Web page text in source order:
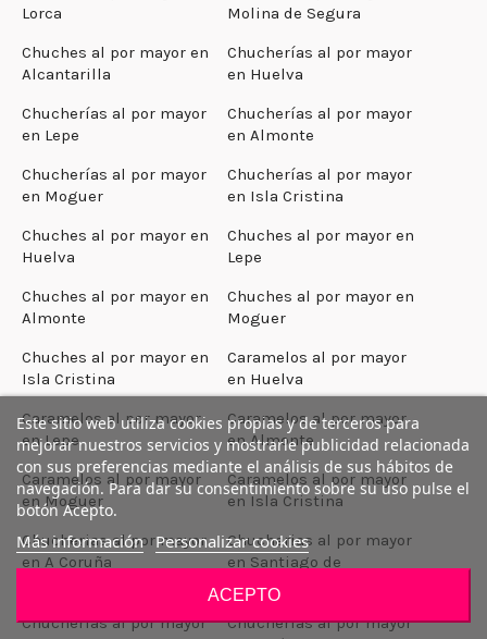
Lorca
Molina de Segura
Chuches al por mayor en
Alcantarilla
Chucherías al por mayor
en Huelva
Chucherías al por mayor
en Lepe
Chucherías al por mayor
en Almonte
Chucherías al por mayor
en Moguer
Chucherías al por mayor
en Isla Cristina
Chuches al por mayor en
Huelva
Chuches al por mayor en
Lepe
Chuches al por mayor en
Almonte
Chuches al por mayor en
Moguer
Chuches al por mayor en
Isla Cristina
Caramelos al por mayor
en Huelva
Caramelos al por mayor
en Lepe
Caramelos al por mayor
en Almonte
Caramelos al por mayor
en Moguer
Caramelos al por mayor
en Isla Cristina
Chucherias al por mayor
en A Coruña
Chucherias al por mayor
en Santiago de
Compostela
Chucherias al por mayor
Chucherias al por mayor
Este sitio web utiliza cookies propias y de terceros para
mejorar nuestros servicios y mostrarle publicidad relacionada
con sus preferencias mediante el análisis de sus hábitos de
navegación. Para dar su consentimiento sobre su uso pulse el
botón Acepto.
Más información Personalizar cookies
ACEPTO